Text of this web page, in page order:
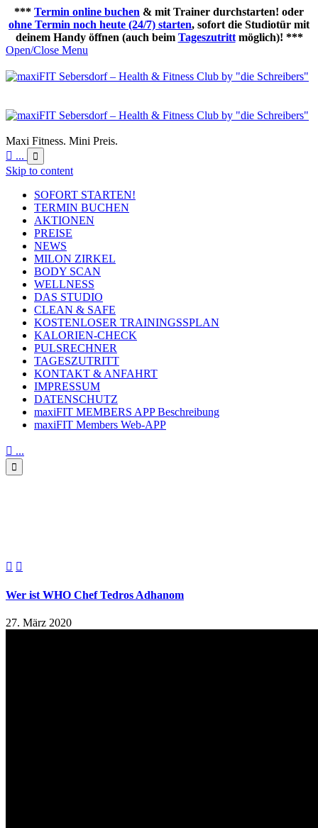
*** Termin online buchen & mit Trainer durchstarten! oder
ohne Termin noch heute (24/7) starten, sofort die Studiotür mit
deinem Handy öffnen (auch beim Tageszutrittmöglich)! ***
Open/Close Menu
Maxi Fitness. Mini Preis.
 ... 
Skip to content
SOFORT STARTEN!
TERMIN BUCHEN
AKTIONEN
PREISE
NEWS
MILON ZIRKEL
BODY SCAN
WELLNESS
DAS STUDIO
CLEAN & SAFE
KOSTENLOSER TRAININGSSPLAN
KALORIEN-CHECK
PULSRECHNER
TAGESZUTRITT
KONTAKT & ANFAHRT
IMPRESSUM
DATENSCHUTZ
maxiFIT MEMBERS APP Beschreibung
maxiFIT Members Web-APP
 ...

 
Wer ist WHO Chef Tedros Adhanom
27. März 2020